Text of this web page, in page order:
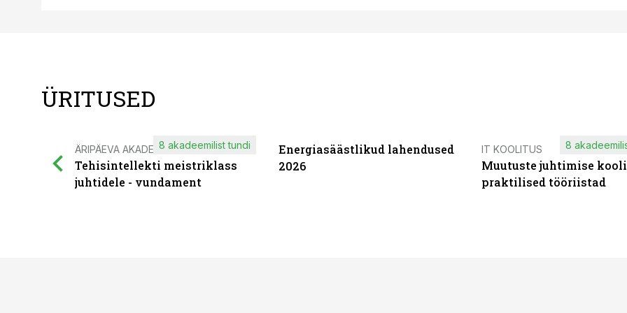
ÜRITUSED
ÄRIPÄEVA AKADEEMIA
Tehisintellekti meistriklass
juhtidele - vundament
8 akadeemilist tundi
Energiasäästlikud lahendused
2026
IT KOOLITUS
Muutuste juhtimise
praktilised tööriistad
8